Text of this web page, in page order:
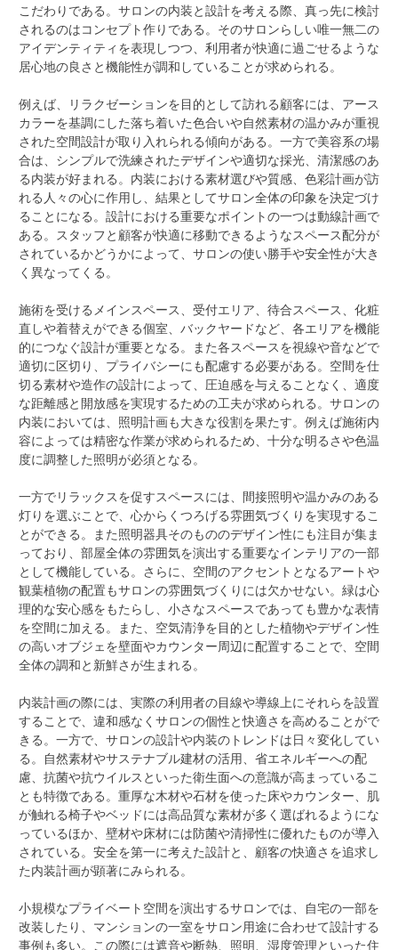
こだわりである。サロンの内装と設計を考える際、真っ先に検討
されるのはコンセプト作りである。そのサロンらしい唯一無二の
アイデンティティを表現しつつ、利用者が快適に過ごせるような
居心地の良さと機能性が調和していることが求められる。
例えば、リラクゼーションを目的として訪れる顧客には、アース
カラーを基調にした落ち着いた色合いや自然素材の温かみが重視
された空間設計が取り入れられる傾向がある。一方で美容系の場
合は、シンプルで洗練されたデザインや適切な採光、清潔感のあ
る内装が好まれる。内装における素材選びや質感、色彩計画が訪
れる人々の心に作用し、結果としてサロン全体の印象を決定づけ
ることになる。設計における重要なポイントの一つは動線計画で
ある。スタッフと顧客が快適に移動できるようなスペース配分が
されているかどうかによって、サロンの使い勝手や安全性が大き
く異なってくる。
施術を受けるメインスペース、受付エリア、待合スペース、化粧
直しや着替えができる個室、バックヤードなど、各エリアを機能
的につなぐ設計が重要となる。また各スペースを視線や音などで
適切に区切り、プライバシーにも配慮する必要がある。空間を仕
切る素材や造作の設計によって、圧迫感を与えることなく、適度
な距離感と開放感を実現するための工夫が求められる。サロンの
内装においては、照明計画も大きな役割を果たす。例えば施術内
容によっては精密な作業が求められるため、十分な明るさや色温
度に調整した照明が必須となる。
一方でリラックスを促すスペースには、間接照明や温かみのある
灯りを選ぶことで、心からくつろげる雰囲気づくりを実現するこ
とができる。また照明器具そのもののデザイン性にも注目が集ま
っており、部屋全体の雰囲気を演出する重要なインテリアの一部
として機能している。さらに、空間のアクセントとなるアートや
観葉植物の配置もサロンの雰囲気づくりには欠かせない。緑は心
理的な安心感をもたらし、小さなスペースであっても豊かな表情
を空間に加える。また、空気清浄を目的とした植物やデザイン性
の高いオブジェを壁面やカウンター周辺に配置することで、空間
全体の調和と新鮮さが生まれる。
内装計画の際には、実際の利用者の目線や導線上にそれらを設置
することで、違和感なくサロンの個性と快適さを高めることがで
きる。一方で、サロンの設計や内装のトレンドは日々変化してい
る。自然素材やサステナブル建材の活用、省エネルギーへの配
慮、抗菌や抗ウイルスといった衛生面への意識が高まっているこ
とも特徴である。重厚な木材や石材を使った床やカウンター、肌
が触れる椅子やベッドには高品質な素材が多く選ばれるようにな
っているほか、壁材や床材には防菌や清掃性に優れたものが導入
されている。安全を第一に考えた設計と、顧客の快適さを追求し
た内装計画が顕著にみられる。
小規模なプライベート空間を演出するサロンでは、自宅の一部を
改装したり、マンションの一室をサロン用途に合わせて設計する
事例も多い。この際には遮音や断熱、照明、湿度管理といった住